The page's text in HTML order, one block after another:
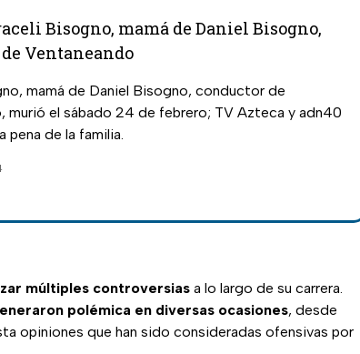
Bisogno, mamá de Daniel Bisogno,
Ventaneando
mamá de Daniel Bisogno, conductor de
murió el sábado 24 de febrero; TV Azteca y adn40
pena de la familia.
múltiples controversias a lo largo de su carrera.
polémica en diversas ocasiones, desde
opiniones que han sido consideradas ofensivas por